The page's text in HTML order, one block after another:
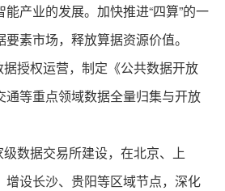
产业的发展。加快推进“四算”的一
素市场，释放算据资源价值。
授权运营，制定《公共数据开放
通等重点领域数据全量归集与开放
数据交易所建设，在北京、上
增设长沙、贵阳等区域节点，深化